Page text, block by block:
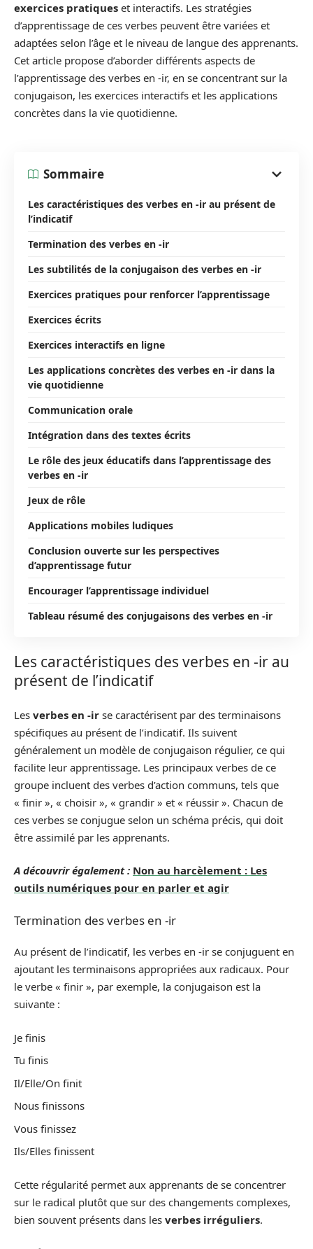
exercices pratiques et interactifs. Les stratégies
d’apprentissage de ces verbes peuvent être variées et
adaptées selon l’âge et le niveau de langue des apprenants.
Cet article propose d’aborder différents aspects de
l’apprentissage des verbes en -ir, en se concentrant sur la
conjugaison, les exercices interactifs et les applications
concrètes dans la vie quotidienne.
Sommaire
Les caractéristiques des verbes en -ir au présent de
l’indicatif
Termination des verbes en -ir
Les subtilités de la conjugaison des verbes en -ir
Exercices pratiques pour renforcer l’apprentissage
Exercices écrits
Exercices interactifs en ligne
Les applications concrètes des verbes en -ir dans la
vie quotidienne
Communication orale
Intégration dans des textes écrits
Le rôle des jeux éducatifs dans l’apprentissage des
verbes en -ir
Jeux de rôle
Applications mobiles ludiques
Conclusion ouverte sur les perspectives
d’apprentissage futur
Encourager l’apprentissage individuel
Tableau résumé des conjugaisons des verbes en -ir
Les caractéristiques des verbes en -ir au
présent de l’indicatif
Les verbes en -ir se caractérisent par des terminaisons
spécifiques au présent de l’indicatif. Ils suivent
généralement un modèle de conjugaison régulier, ce qui
facilite leur apprentissage. Les principaux verbes de ce
groupe incluent des verbes d’action communs, tels que
« finir », « choisir », « grandir » et « réussir ». Chacun de
ces verbes se conjugue selon un schéma précis, qui doit
être assimilé par les apprenants.
A découvrir également : Non au harcèlement : Les
outils numériques pour en parler et agir
Termination des verbes en -ir
Au présent de l’indicatif, les verbes en -ir se conjuguent en
ajoutant les terminaisons appropriées aux radicaux. Pour
le verbe « finir », par exemple, la conjugaison est la
suivante :
Je finis
Tu finis
Il/Elle/On finit
Nous finissons
Vous finissez
Ils/Elles finissent
Cette régularité permet aux apprenants de se concentrer
sur le radical plutôt que sur des changements complexes,
bien souvent présents dans les verbes irréguliers.